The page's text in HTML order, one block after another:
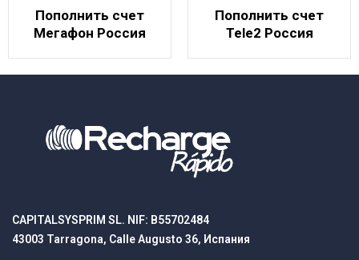
Пополнить счет
Мегафон Россия
Пополнить счет
Tele2 Россия
CAPITALSYSPRIM SL. NIF: B55702484
43003 Tarragona, Calle Augusto 36, Испания